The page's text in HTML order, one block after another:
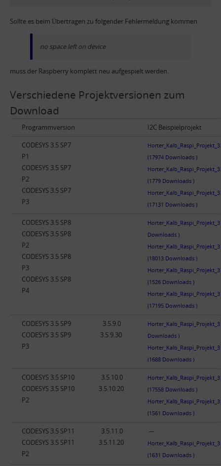
Sollte es beim Übertragen zu folgender Fehlermeldung kommen
no space left on device
muss der Raspberry komplett neu aufgespielt werden.
Verschiedene Projektversionen zum
Download
Programmversion I2C Beispielprojekt
CODESYS 3.5 SP7
P1
CODESYS 3.5 SP7
P2
CODESYS 3.5 SP7
P3
(17974 Downloads )
(1779 Downloads )
(17131 Downloads )
CODESYS 3.5 SP8
CODESYS 3.5 SP8
P2
CODESYS 3.5 SP8
P3
CODESYS 3.5 SP8
P4
Downloads )
(18013 Downloads )
(1526 Downloads )
(17195 Downloads )
CODESYS 3.5 SP9
CODESYS 3.5 SP9
P3
3.5.9.0
3.5.9.30
Downloads )
(1688 Downloads )
CODESYS 3.5 SP10
CODESYS 3.5 SP10
P2
3.5.10.0
3.5.10.20
(17558 Downloads )
(1561 Downloads )
CODESYS 3.5 SP11
CODESYS 3.5 SP11
P2
3.5.11.0
3.5.11.20
—
(1631 Downloads )